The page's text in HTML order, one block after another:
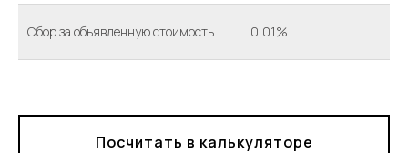
Сбор за объявленную стоимость 0,01%
Посчитать в калькуляторе